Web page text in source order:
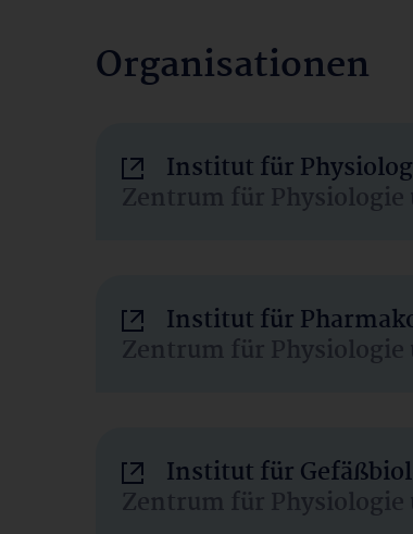
Organisationen
Institut für
Zentrum für
Institut für
Zentrum für
Institut für
Zentrum für